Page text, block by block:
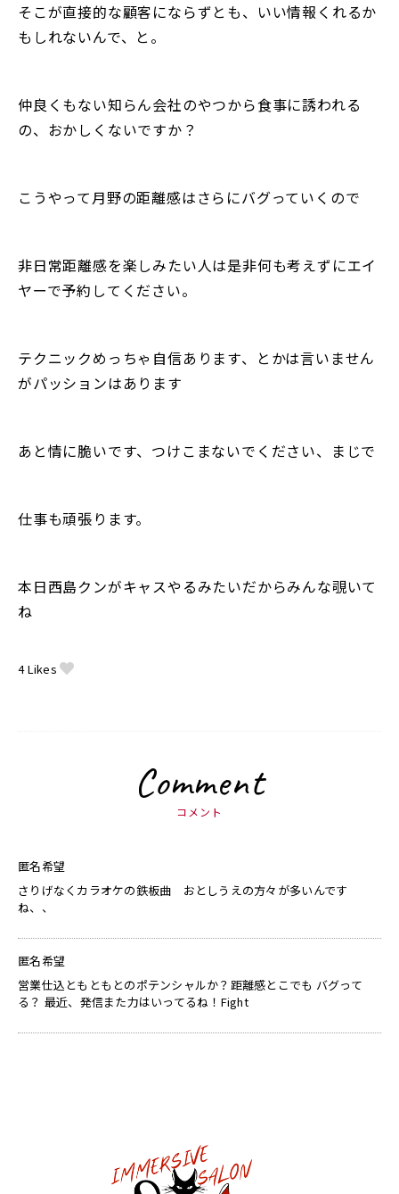
そこが直接的な顧客にならずとも、いい情報くれるか
もしれないんで、と。
仲良くもない知らん会社のやつから食事に誘われる
の、おかしくないですか？
こうやって月野の距離感はさらにバグっていくので
非日常距離感を楽しみたい人は是非何も考えずにエイ
ヤーで予約してください。
テクニックめっちゃ自信あります、とかは言いません
がパッションはあります
あと情に脆いです、つけこまないでください、まじで
仕事も頑張ります。
本日西島クンがキャスやるみたいだからみんな覗いて
ね
4Likes
Comment
コメント
匿名希望
さりげなくカラオケの鉄板曲 おとしうえの方々が多いんです
ね、、
匿名希望
営業仕込ともともとのポテンシャルか？距離感とこでも バグって
る？ 最近、発信また力はいってるね！Fight